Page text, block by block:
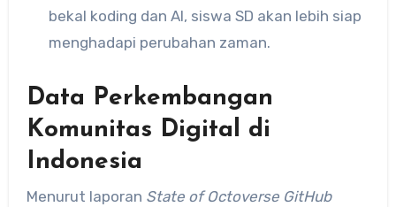
bekal koding dan AI, siswa SD akan lebih siap
menghadapi perubahan zaman.
Data Perkembangan
Komunitas Digital di
Indonesia
Menurut laporan State of Octoverse GitHub